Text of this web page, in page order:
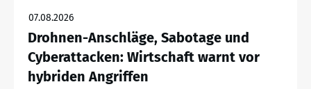
07.08.2026
Drohnen-Anschläge, Sabotage und
Cyberattacken: Wirtschaft warnt vor
hybriden Angriffen